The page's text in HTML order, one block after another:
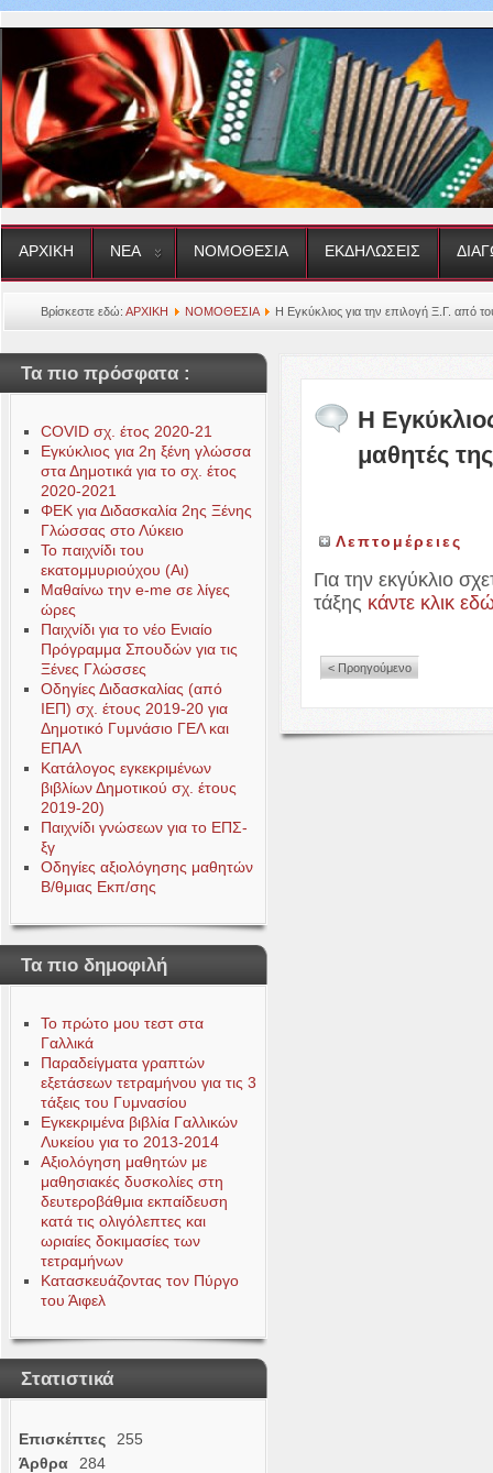
ΑΡΧΙΚΗ ΝΕΑ ΝΟΜΟΘΕΣΙΑ ΕΚΔΗΛΩΣΕΙΣ
Βρίσκεστε εδώ:ΑΡΧΙΚΗ ΝΟΜΟΘΕΣΙΑ H Εγκύκλιος για την επιλογή Ξ.Γ. από
Τα πιο πρόσφατα :
COVID σχ. έτος 2020-21
Εγκύκλιος για 2η ξένη γλώσσα
στα Δημοτικά για το σχ. έτος
2020-2021
ΦΕΚ για Διδασκαλία 2ης Ξένης
Γλώσσας στο Λύκειο
Το παιχνίδι του
εκατομμυριούχου (Αι)
Μαθαίνω την e-me σε λίγες
ώρες
Παιχνίδι για το νέο Ενιαίο
Πρόγραμμα Σπουδών για τις
Ξένες Γλώσσες
Οδηγίες Διδασκαλίας (από
ΙΕΠ) σχ. έτους 2019-20 για
Δημοτικό Γυμνάσιο ΓΕΛ και
ΕΠΑΛ
Κατάλογος εγκεκριμένων
βιβλίων Δημοτικού σχ. έτους
2019-20)
Παιχνίδι γνώσεων για το ΕΠΣ-
ξγ
Οδηγίες αξιολόγησης μαθητών
Β/θμιας Εκπ/σης
Τα πιο δημοφιλή
Το πρώτο μου τεστ στα
Γαλλικά
Παραδείγματα γραπτών
εξετάσεων τετραμήνου για τις 3
τάξεις του Γυμνασίου
Εγκεκριμένα βιβλία Γαλλικών
Λυκείου για το 2013-2014
Αξιολόγηση μαθητών με
μαθησιακές δυσκολίες στη
δευτεροβάθμια εκπαίδευση
κατά τις ολιγόλεπτες και
ωριαίες δοκιμασίες των
τετραμήνων
Κατασκευάζοντας τον Πύργο
του Άιφελ
Στατιστικά
Επισκέπτες
255
Άρθρα
284
H
μαθητές
Λεπτομέρειες
Για την εκγύκλιο
τάξης κάντε κλικ
< Προηγούμενο